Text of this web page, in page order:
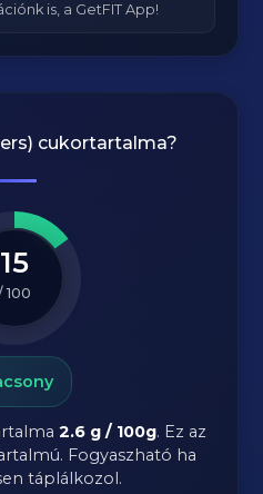
is, a GetFIT App!
cukortartalma?
15
100
2.6 g / 100g. Ez az
Fogyaszható ha
táplálkozol.